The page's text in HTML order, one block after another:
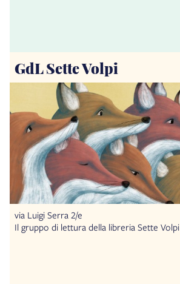
GdL Sette Volpi
via Luigi Serra 2/e
Il gruppo di lettura della libreria Sette Volpi